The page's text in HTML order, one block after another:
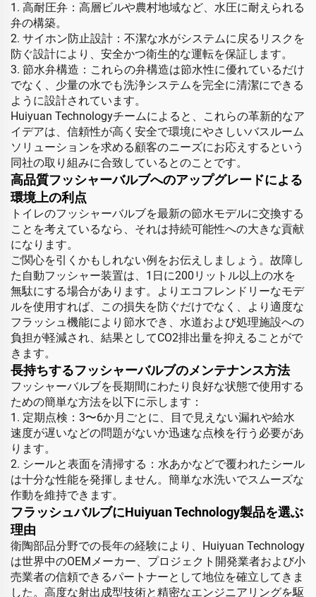
1. 高耐圧弁：高層ビルや農村地域など、水圧に耐えられる
弁の構築。
2. サイホン防止設計：不潔な水がシステムに戻るリスクを
防ぐ設計により、安全かつ衛生的な運転を保証します。
3. 節水弁構造：これらの弁構造は節水性に優れているだけ
でなく、少量の水でも洗浄システムを完全に清潔にできる
ように設計されています。
Huiyuan Technologyチームによると、これらの革新的なア
イデアは、信頼性が高く安全で環境にやさしいバスルーム
ソリューションを求める顧客のニーズにお応えするという
同社の取り組みに合致しているとのことです。
高品質フッシャーバルブへのアップグレードによる
環境上の利点
トイレのフッシャーバルブを最新の節水モデルに交換する
ことを考えているなら、それは持続可能性への大きな貢献
になります。
ご関心を引くかもしれない例をお伝えしましょう。故障し
た自動フッシャー装置は、1日に200リットル以上の水を
無駄にする場合があります。よりエコフレンドリーなモデ
ルを使用すれば、この損失を防ぐだけでなく、より適度な
フラッシュ機能により節水でき、水道および処理施設への
負担が軽減され、結果としてCO2排出量を抑えることがで
きます。
長持ちするフッシャーバルブのメンテナンス方法
フッシャーバルブを長期間にわたり良好な状態で使用する
ための簡単な方法を以下に示します：
1. 定期点検：3〜6か月ごとに、目で見えない漏れや給水
速度が遅いなどの問題がないか迅速な点検を行う必要があ
ります。
2. シールと表面を清掃する：水あかなどで覆われたシール
は十分な性能を発揮しません。簡単な水洗いでスムーズな
作動を維持できます。
フラッシュバルブにHuiyuan Technology製品を選ぶ
理由
衛陶部品分野での長年の経験により、Huiyuan Technology
は世界中のOEMメーカー、プロジェクト開発業者および小
売業者の信頼できるパートナーとして地位を確立してきま
した。高度な射出成型技術と精密なエンジニアリングを駆